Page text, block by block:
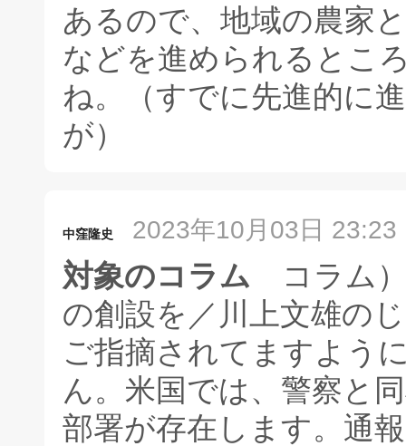
あるので、地域の農家
などを進められるとこ
ね。（すでに先進的に
が）
中窪隆史 2023年10月03日 23:23
対象のコラム コラム）
の創設を／川上文雄の
ご指摘されてますよう
ん。米国では、警察と
部署が存在します。通